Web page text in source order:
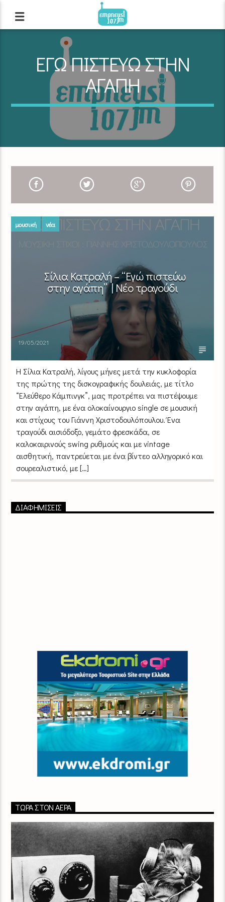
ΕΓΩ ΠΙΣΤΕΥΩ ΣΤΗΝ
ΑΓΑΠΗ
μουσική νέα
Σίλια Κατραλή – “Εγώ πιστεύω
στην αγάπη” | Νέο τραγούδι
19/05/2021
Η Σίλια Κατραλή, λίγους μήνες μετά την κυκλοφορία
της πρώτης της δισκογραφικής δουλειάς, με τίτλο
“Ελεύθερο Κάμπινγκ”, μας προτρέπει να πιστέψουμε
στην αγάπη, με ένα ολοκαίνουργιο single σε μουσική
και στίχους του Γιάννη Χριστοδουλόπουλου. Ένα
τραγούδι αισιόδοξο, γεμάτο φρεσκάδα, σε
καλοκαιρινούς swing ρυθμούς και με vintage
αισθητική, παντρεύεται με ένα βίντεο αλληγορικό και
σουρεαλιστικό, με […]
ΔΙΑΦΗΜΙΣΕΙΣ
ΤΏΡΑ ΣΤΟΝ ΑΈΡΑ